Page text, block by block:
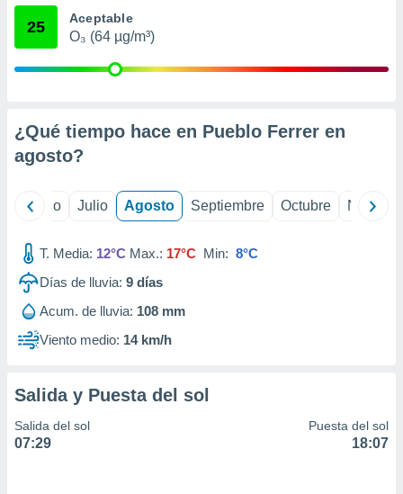
publicidad
1199
25 Aceptable
O₃ (64 µg/m³)
¿Qué tiempo hace en Pueblo Ferrer en
agosto?
Junio Julio Agosto Septiembre Octubre
T. Media: 12°C Max.: 17°C Min: 8°C
Días de lluvia: 9 días
Acum. de lluvia: 108 mm
Viento medio: 14 km/h
Salida y Puesta del sol
Salida del sol
07:29
Puesta del sol
18:07